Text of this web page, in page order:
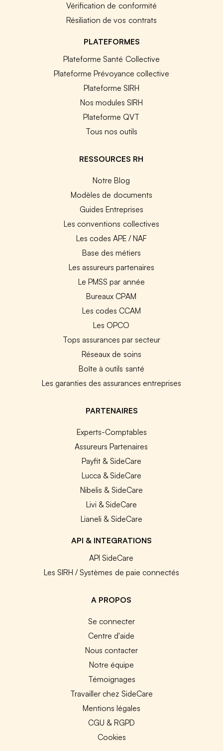
Vérification de conformité
Résiliation de vos contrats
PLATEFORMES
Plateforme Santé Collective
Plateforme Prévoyance collective
Plateforme SIRH
Nos modules SIRH
Plateforme QVT
Tous nos outils
RESSOURCES RH
Notre Blog
Modèles de documents
Guides Entreprises
Les conventions collectives
Les codes APE / NAF
Base des métiers
Les assureurs partenaires
Le PMSS par année
Bureaux CPAM
Les codes CCAM
Les OPCO
Tops assurances par secteur
Réseaux de soins
Boîte à outils santé
Les garanties des assurances entreprises
PARTENAIRES
Experts-Comptables
Assureurs Partenaires
Payfit & SideCare
Lucca & SideCare
Nibelis & SideCare
Livi & SideCare
Lianeli & SideCare
API & INTEGRATIONS
API SideCare
Les SIRH / Systèmes de paie connectés
A PROPOS
Se connecter
Centre d'aide
Nous contacter
Notre équipe
Témoignages
Travailler chez SideCare
Mentions légales
CGU & RGPD
Cookies